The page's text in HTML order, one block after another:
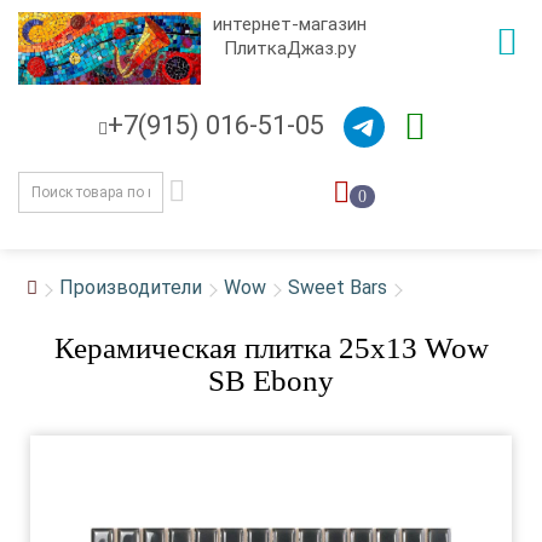
интернет-магазин
ПлиткаДжаз.ру
+7(915) 016-51-05
0
Производители Wow Sweet Bars
Керамическая плитка 25x13 Wow
SB Ebony